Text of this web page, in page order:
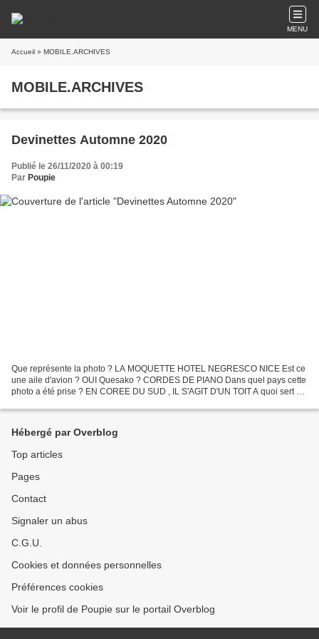
MENU
Accueil » MOBILE.ARCHIVES
MOBILE.ARCHIVES
Devinettes Automne 2020
Publié le 26/11/2020 à 00:19
Par Poupie
Que représente la photo ? LA MOQUETTE HOTEL NEGRESCO NICE Est ce
une aile d'avion ? OUI Quesako ? CORDES DE PIANO Dans quel pays cette
photo a été prise ? EN COREE DU SUD , IL S'AGIT D'UN TOIT A quoi sert ce
Hébergé par Overblog
Top articles
Pages
Contact
Signaler un abus
C.G.U.
Cookies et données personnelles
Préférences cookies
Voir le profil de Poupie sur le portail Overblog